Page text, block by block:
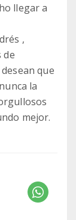
llegar a
,
de
que
la
mejor.